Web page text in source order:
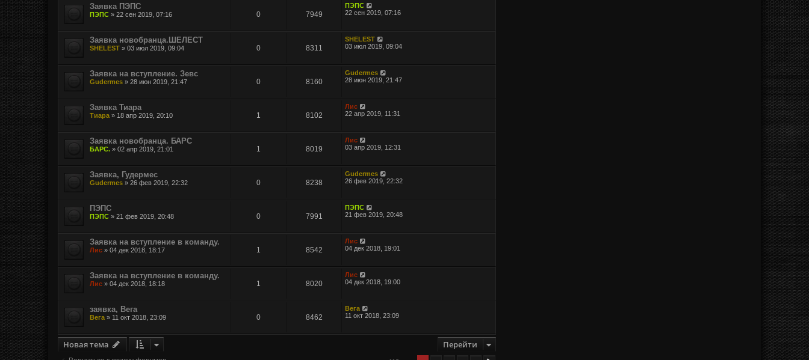
Заявка ПЭПС
ПЭПС » 22 сен 2019, 07:16 0 7949
ПЭПС
22 сен 2019, 07:16
Заявка новобранца.ШЕЛЕСТ
SHELEST » 03 июл 2019, 09:04 0 8311
SHELEST
03 июл 2019, 09:04
Заявка на вступление. Зевс
Gudermes » 28 июн 2019, 21:47 0 8160
Gudermes
28 июн 2019, 21:47
Заявка Тиара
Тиара » 18 апр 2019, 20:10 1 8102
Лис
22 апр 2019, 11:31
Заявка новобранца. БАРС
БАРС. » 02 апр 2019, 21:01 1 8019
Лис
03 апр 2019, 12:31
Заявка, Гудермес
Gudermes » 26 фев 2019, 22:32 0 8238
Gudermes
26 фев 2019, 22:32
ПЭПС
ПЭПС » 21 фев 2019, 20:48 0 7991
ПЭПС
21 фев 2019, 20:48
Заявка на вступление в команду.
Лис » 04 дек 2018, 18:17 1 8542
Лис
04 дек 2018, 19:01
Заявка на вступление в команду.
Лис » 04 дек 2018, 18:18 1 8020
Лис
04 дек 2018, 19:00
заявка, Вега
Вега » 11 окт 2018, 23:09 0 8462
Вега
11 окт 2018, 23:09
Новая тема Перейти